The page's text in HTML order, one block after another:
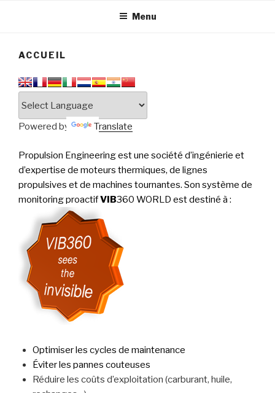
PERFORMANCE
Menu
ACCUEIL
Powered by Translate
Propulsion Engineering est une société d’ingénierie et
d’expertise de moteurs thermiques, de lignes
propulsives et de machines tournantes. Son système de
monitoring proactifVIB360 WORLD est destiné à :
Optimiser les cycles de maintenance
Éviter les pannes couteuses
Réduire les coûts d’exploitation (carburant, huile,